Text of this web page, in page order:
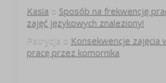
Kasia o Sposób na frekwencję
zajęć językowych znaleziony!
Patrycja o Konsekwencje zajęcia
pracę przez komornika